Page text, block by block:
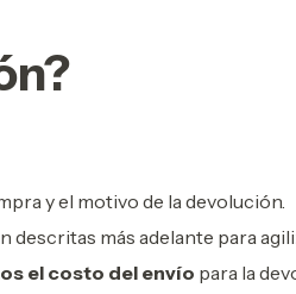
y el motivo de la devolución.
más adelante para
el costo del envío para la